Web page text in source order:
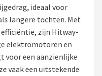
ideaal voor
langere tochten. Met
efficiëntie, zijn Hitway-
elektromotoren en
voor een aanzienlijke
vaak een uitstekende